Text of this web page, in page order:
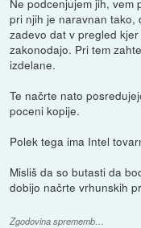
Ne podcenjujem jih, vem
pri njih je naravnan tako,
zadevo dat v pregled
zakonodajo. Pri tem
izdelane.
Te načrte nato
poceni kopije.
Polek tega ima Intel
Misliš da so butasti da
dobijo načrte vrhunskih
Zgodovina sprememb…